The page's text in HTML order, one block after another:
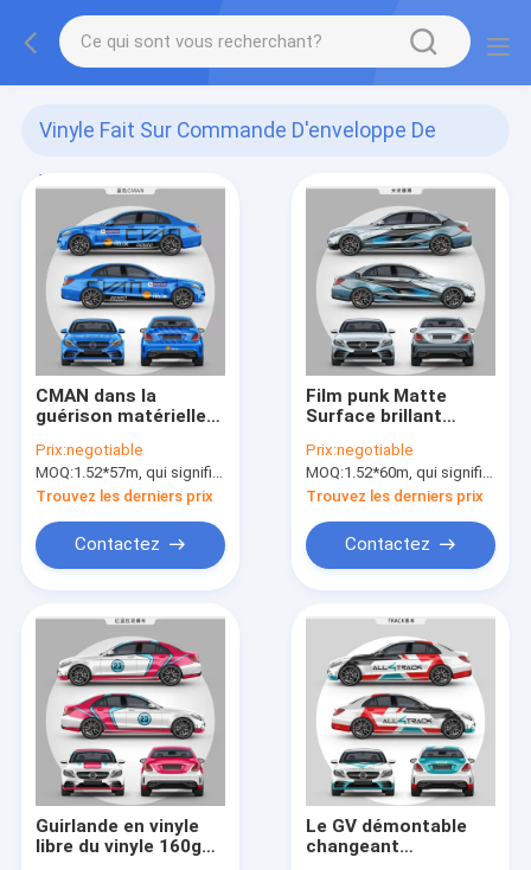
Vinyle Fait Sur Commande D'enveloppe De
Voiture
(263)
CMAN dans la
guérison matérielle
de PVC de voiture de
peinture de match
d'enveloppe bleue de
vinyle
Prix:negotiable
MOQ:1.52*57m, qui signifie 3 rouleaux de 1.52*19m
Trouvez les derniers prix
Contactez
Film punk Matte
Surface brillant
de vinyle d'enveloppe
de voiture de style de
Cyber
Prix:negotiable
MOQ:1.52*60m, qui signifie 3 rouleaux de 1.52*20m
Trouvez les derniers prix
Contactez
Guirlande en vinyle
libre du vinyle 160g
Le GV démontable
changeant